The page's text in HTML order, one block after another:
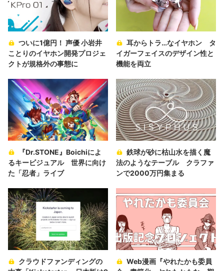
ついに1億円！ 声優 小岩井
ことりのイヤホン開発プロジェ
クトが規格外の事態に
耳からトラ…なイヤホン タ
イガーフェイスのデザイン性と
機能を両立
『Dr.STONE』Boichiによ
るキービジュアル 世界に向け
た「忍者」ライブ
鉄球が砂に枯山水を描く魔
法のようなテーブル クラファ
ンで2000万円集まる
クラウドファンディングの
Web漫画『やれたかも委員